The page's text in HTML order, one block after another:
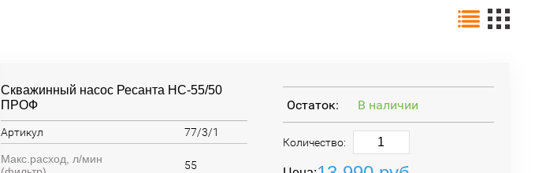
Скважинный насос Ресанта НС-55/50
ПРОФ
Артикул 77/3/1
Макс.расход, л/мин
55
Остаток: В наличии
Количество: